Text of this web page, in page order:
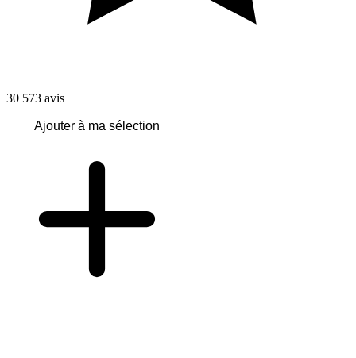
30 573 avis
Ajouter à ma sélection